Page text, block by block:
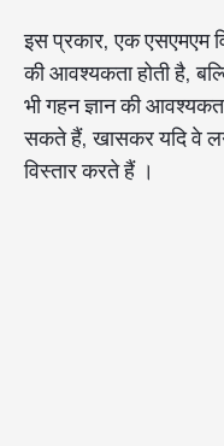
इस प्रकार, एक एसएमएम
की आवश्यकता होती है,
भी गहन ज्ञान की
सकते हैं, खासकर यदि वे
विस्तार करते हैं ।